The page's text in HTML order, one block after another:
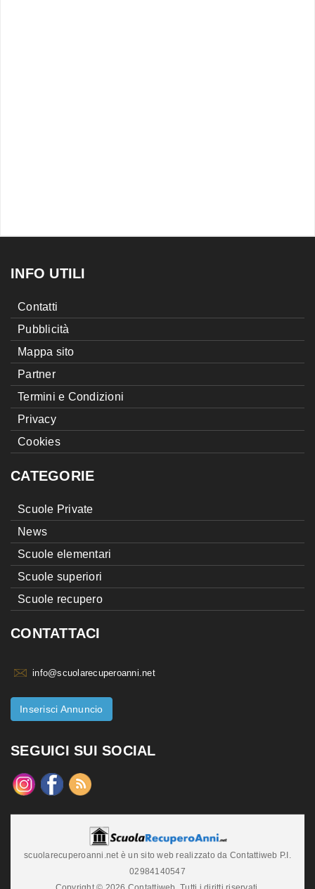
INFO UTILI
Contatti
Pubblicità
Mappa sito
Partner
Termini e Condizioni
Privacy
Cookies
CATEGORIE
Scuole Private
News
Scuole elementari
Scuole superiori
Scuole recupero
CONTATTACI
info@scuolarecuperoanni.net
Inserisci Annuncio
SEGUICI SUI SOCIAL
scuolarecuperoanni.net è un sito web realizzato da Contattiweb P.I.
02984140547